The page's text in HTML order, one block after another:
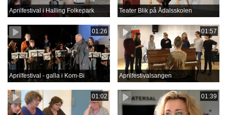
Aprilfestival i Halling Folkepark Teater Blik på Ådalsskolen
01:26
Aprilfestival - galla i Kom-Bi
01:57
Aprilfestivalsangen
01:02 01:39